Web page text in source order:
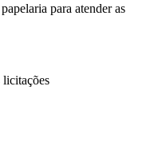
para atender as
licitações